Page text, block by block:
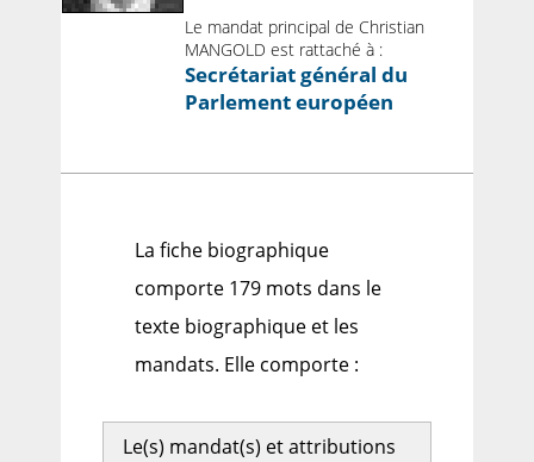
Le mandat principal de Christian
MANGOLD est rattaché à :
Secrétariat général du
Parlement européen
La fiche biographique
comporte 179 mots dans le
texte biographique et les
mandats. Elle comporte :
Le(s) mandat(s) et attributions